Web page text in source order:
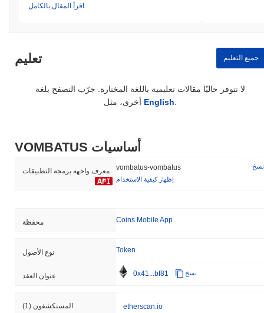
اقرأ المقال بالكامل
تعليم جميع التعليم
لا تتوفر حاليًا مقالات تعليمية باللغة المختارة. جرّب التصفح بلغة
English
VOMBATUS أساسيات
معرف واجهة برمجة التطبيقات vombatus-vombatus
نسخ
إظهار كيفية الاستخدام
محفظة Coins Mobile App
نوع الأصول Token
عنوان العقد 0x41...bf81 نسخ
المستكشفون (1) etherscan.io